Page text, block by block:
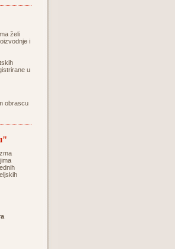
želi
i
u
obrascu